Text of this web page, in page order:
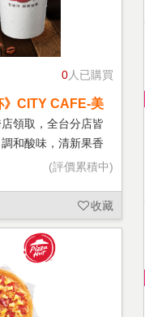
0人已購買
》CITY CAFE-美
領取，全台分店皆
和酸味，清新果香
(評價累積中)
收藏